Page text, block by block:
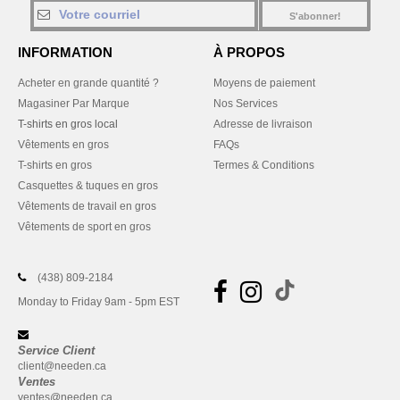
S'abonner!
INFORMATION
Acheter en grande quantité ?
Magasiner Par Marque
T-shirts en gros local
Vêtements en gros
T-shirts en gros
Casquettes & tuques en gros
Vêtements de travail en gros
Vêtements de sport en gros
À PROPOS
Moyens de paiement
Nos Services
Adresse de livraison
FAQs
Termes & Conditions
(438) 809-2184
Monday to Friday 9am - 5pm EST
Service Client
client@needen.ca
Ventes